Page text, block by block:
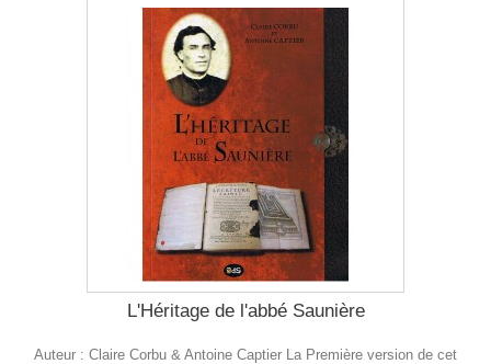
L'Héritage de l'abbé Saunière
Auteur : Claire Corbu & Antoine Captier La Première version de cet